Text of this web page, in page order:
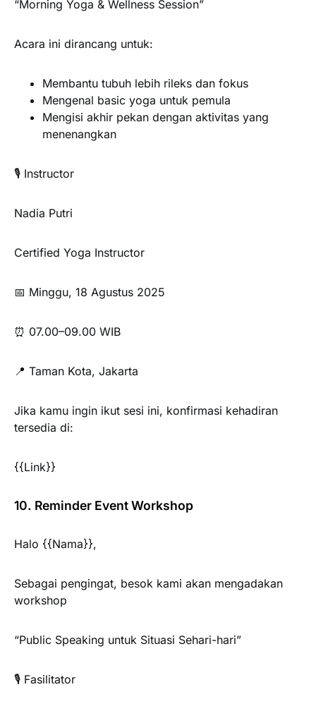
“Morning Yoga & Wellness Session”
Acara ini dirancang untuk:
Membantu tubuh lebih rileks dan fokus
Mengenal basic yoga untuk pemula
Mengisi akhir pekan dengan aktivitas yang
menenangkan
🎙️ Instructor
Nadia Putri
Certified Yoga Instructor
📅 Minggu, 18 Agustus 2025
⏰ 07.00–09.00 WIB
📍 Taman Kota, Jakarta
Jika kamu ingin ikut sesi ini, konfirmasi kehadiran
tersedia di:
{{Link}}
10. Reminder Event Workshop
Halo {{Nama}},
Sebagai pengingat, besok kami akan mengadakan
workshop
“Public Speaking untuk Situasi Sehari-hari”
🎙️ Fasilitator